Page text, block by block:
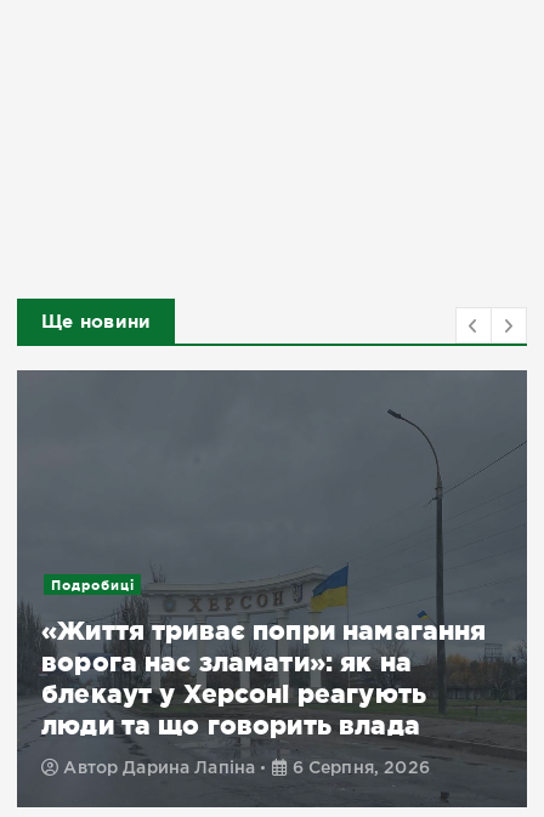
Ще новини
Подробиці
«Життя триває попри намагання
ворога нас зламати»: як на
блекаут у Херсоні реагують
люди та що говорить влада
АвторДарина Лапіна 6 Серпня, 2026